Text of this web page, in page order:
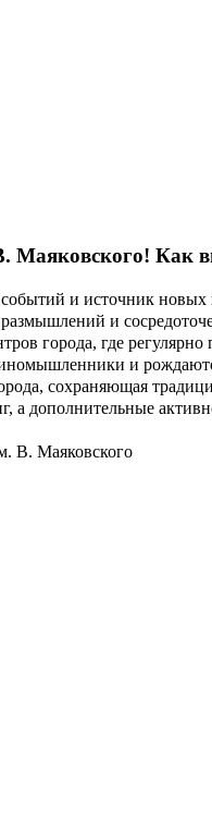
Маяковского! Как
и источник новых
и
города, где
и
сохраняющая
а дополнительные
В. Маяковского